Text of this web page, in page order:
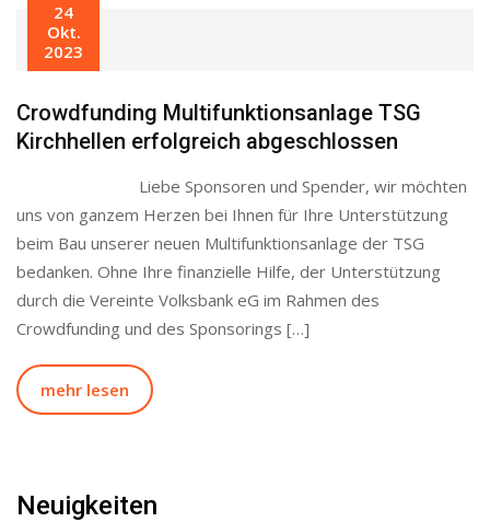
24
Okt.
2023
Crowdfunding Multifunktionsanlage TSG
Kirchhellen erfolgreich abgeschlossen
Liebe Sponsoren und Spender, wir möchten
uns von ganzem Herzen bei Ihnen für Ihre Unterstützung
beim Bau unserer neuen Multifunktionsanlage der TSG
bedanken. Ohne Ihre finanzielle Hilfe, der Unterstützung
durch die Vereinte Volksbank eG im Rahmen des
Crowdfunding und des Sponsorings […]
mehr lesen
Neuigkeiten